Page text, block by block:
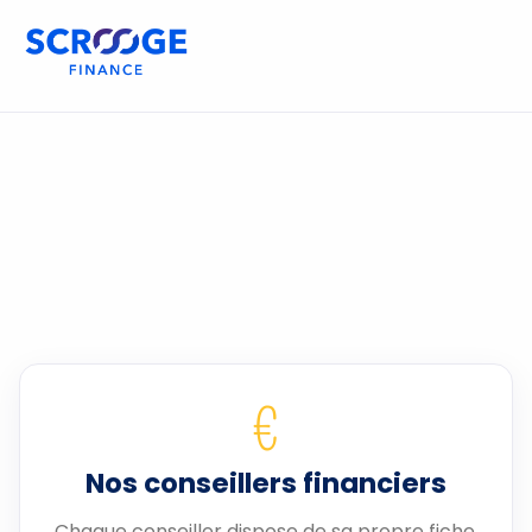
€
Nos conseillers financiers